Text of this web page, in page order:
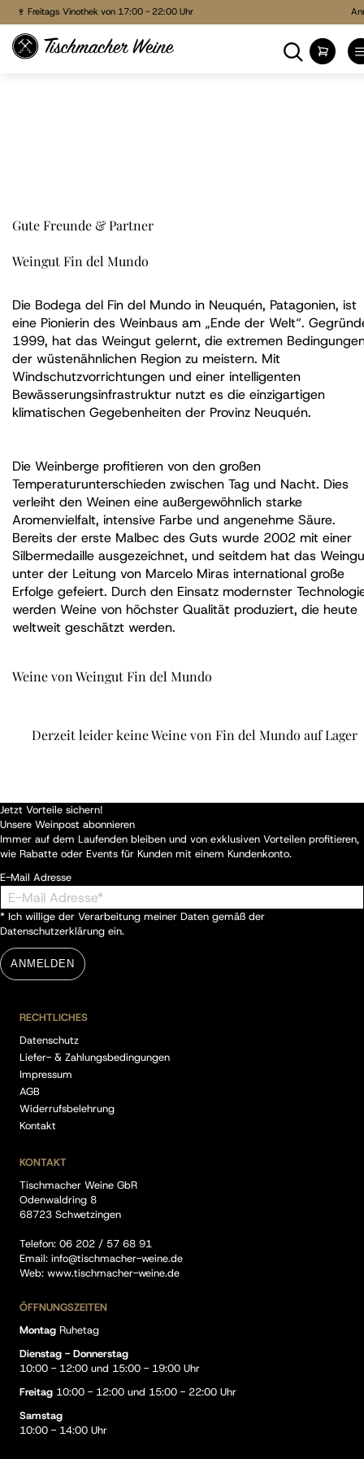
🍷 Freitags Vinothek von 17:00 - 22:00 Uhr
🕶 Weine probieren, Wein genießen, Freunde treffen!
🚚 Bestellen & liefern lassen
🏠 Reservieren & Abholen
🍷 Freitags Vinothek von 17:00 - 22:00 Uhr
Direkt
zum
Suche
Gute Freunde & Partner
Weingut Fin del Mundo
Die Bodega del Fin del Mundo in Neuquén, Patagonien, ist
eine Pionierin des Weinbaus am „Ende der Welt“.
1999, hat das Weingut gelernt, die extremen
der wüstenähnlichen Region zu meistern. Mit
Windschutzvorrichtungen und einer intelligenten
Bewässerungsinfrastruktur nutzt es die einzigartigen
klimatischen Gegebenheiten der Provinz Neuquén.
Die Weinberge profitieren von den großen
Temperaturunterschieden zwischen Tag und Nacht. Dies
verleiht den Weinen eine außergewöhnlich starke
Aromenvielfalt, intensive Farbe und angenehme Säure.
Bereits der erste Malbec des Guts wurde 2002 mit einer
Silbermedaille ausgezeichnet, und seitdem hat das
unter der Leitung von Marcelo Miras international große
Erfolge gefeiert. Durch den Einsatz modernster
werden Weine von höchster Qualität produziert, die heute
weltweit geschätzt werden.
Weine von Weingut Fin del Mundo
Derzeit leider keine Weine von Fin del Mundo auf Lager
Jetzt Vorteile sichern!
Unsere Weinpost abonnieren
Immer auf dem Laufenden bleiben und von exklusiven Vorteilen profitieren,
wie Rabatte oder Events für Kunden mit einem Kundenkonto.
E-Mail Adresse
* Ich willige der Verarbeitung meiner Daten gemäß der
Datenschutzerklärung ein.
ANMELDEN
RECHTLICHES
Datenschutz
Liefer- & Zahlungsbedingungen
Impressum
AGB
Widerrufsbelehrung
Kontakt
KONTAKT
Tischmacher Weine GbR
Odenwaldring 8
68723 Schwetzingen
Telefon: 06 202 / 57 68 91
Email: info@tischmacher-weine.de
Web: www.tischmacher-weine.de
ÖFFNUNGSZEITEN
Montag Ruhetag
Dienstag - Donnerstag
10:00 - 12:00 und 15:00 - 19:00 Uhr
Freitag 10:00 - 12:00 und 15:00 - 22:00 Uhr
Samstag
10:00 - 14:00 Uhr